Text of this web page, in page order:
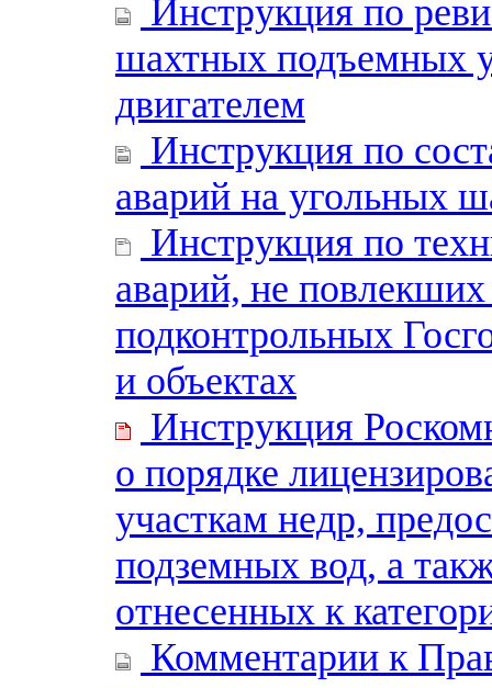
Инструкция по
шахтных подъемных
двигателем
Инструкция по
аварий на угольных
Инструкция по
аварий, не
подконтрольных
и объектах
Инструкция
о порядке
участкам недр,
подземных вод, а
отнесенных к
Комментарии к